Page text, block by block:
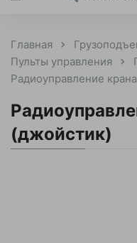
Главная
Пульты управления
Радиоуправление
(джойстик)